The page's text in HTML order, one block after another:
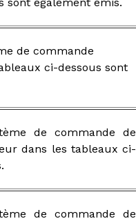
de commande
ci-dessous sont
de commande de
dans les tableaux ci-
de commande de